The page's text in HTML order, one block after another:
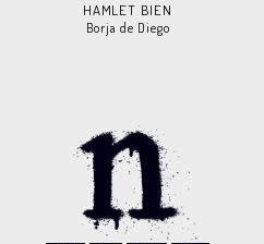
HAMLET BIEN
Borja de Diego